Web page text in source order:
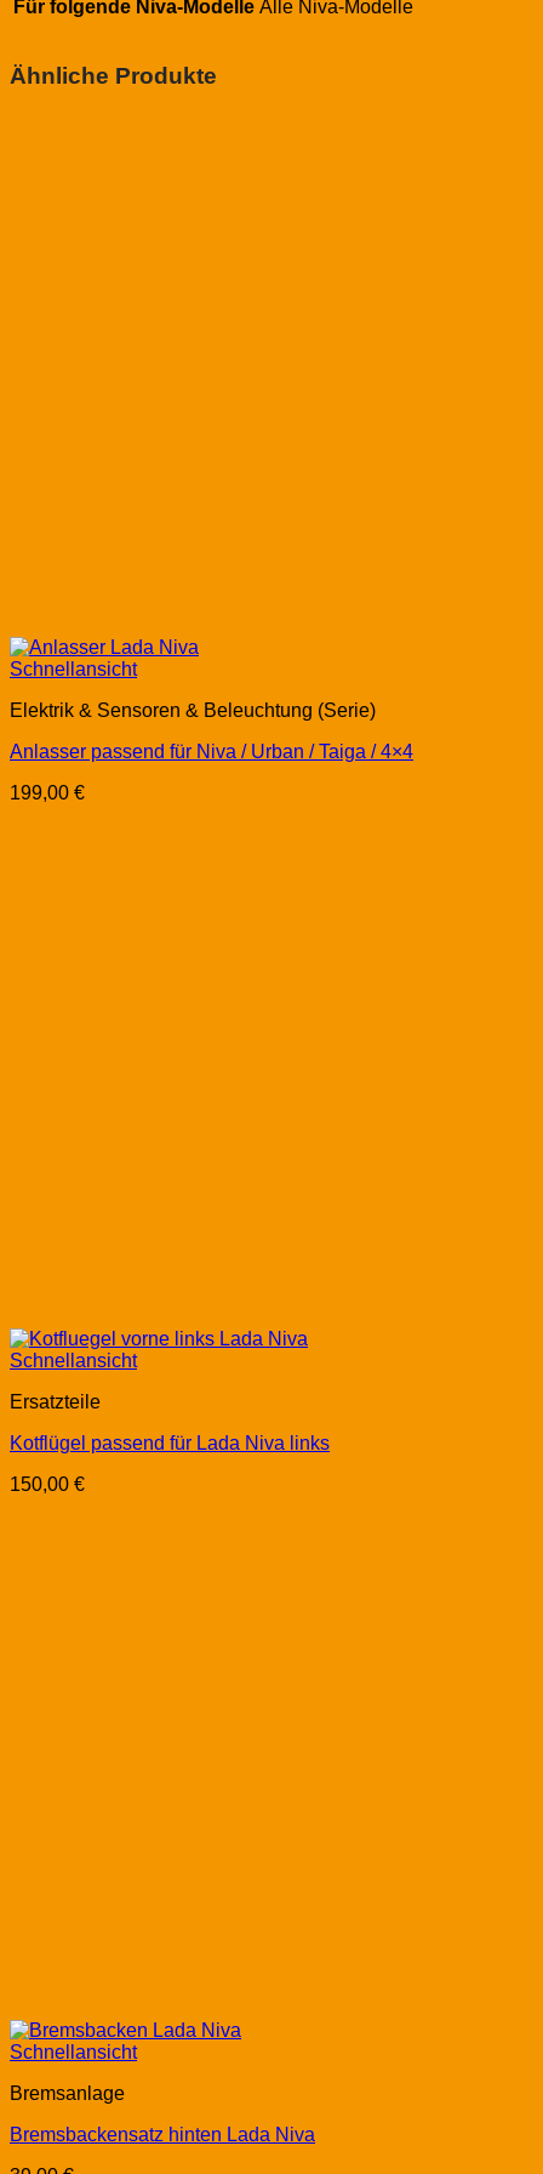
Für folgende Niva-Modelle Alle Niva-Modelle
Ähnliche Produkte
Schnellansicht
Elektrik & Sensoren & Beleuchtung (Serie)
Anlasser passend für Niva / Urban / Taiga / 4×4
199,00 €
Schnellansicht
Ersatzteile
Kotflügel passend für Lada Niva links
150,00 €
Schnellansicht
Bremsanlage
Bremsbackensatz hinten Lada Niva